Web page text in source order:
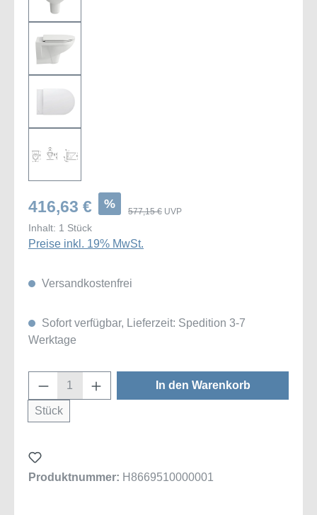
416,63 € %
577,15 € UVP
Inhalt: 1 Stück
Preise inkl. 19% MwSt.
Versandkostenfrei
Sofort verfügbar, Lieferzeit: Spedition 3-7
Werktage
Produkt Anzahl: Gib den gewünschten
Stück
In den Warenkorb
Produktnummer: H8669510000001